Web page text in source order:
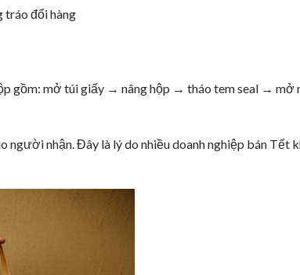
tráo đổi hàng
gồm: mở túi giấy → nâng hộp → tháo tem seal →
người nhận. Đây là lý do nhiều doanh nghiệp bán Tết